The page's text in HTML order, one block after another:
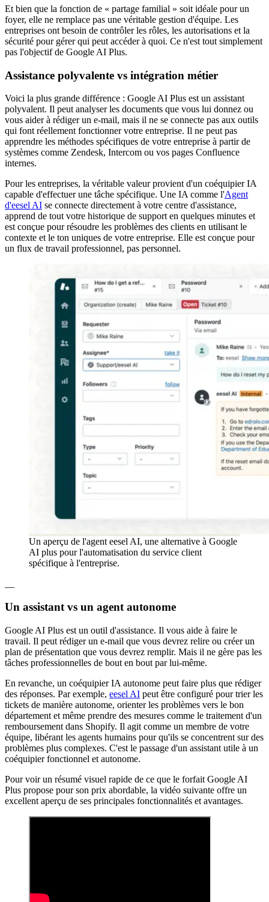
Et bien que la fonction de « partage familial » soit idéale pour un
foyer, elle ne remplace pas une véritable gestion d'équipe. Les
entreprises ont besoin de contrôler les rôles, les autorisations et la
sécurité pour gérer qui peut accéder à quoi. Ce n'est tout simplement
pas l'objectif de Google AI Plus.
Assistance polyvalente vs intégration métier
Voici la plus grande différence : Google AI Plus est un assistant
polyvalent. Il peut analyser les documents que vous lui donnez ou
vous aider à rédiger un e-mail, mais il ne se connecte pas aux outils
qui font réellement fonctionner votre entreprise. Il ne peut pas
apprendre les méthodes spécifiques de votre entreprise à partir de
systèmes comme Zendesk, Intercom ou vos pages Confluence
internes.
Pour les entreprises, la véritable valeur provient d'un coéquipier IA
capable d'effectuer une tâche spécifique. Une IA comme l'Agent
d'eesel AI se connecte directement à votre centre d'assistance,
apprend de tout votre historique de support en quelques minutes et
est conçue pour résoudre les problèmes des clients en utilisant le
contexte et le ton uniques de votre entreprise. Elle est conçue pour
un flux de travail professionnel, pas personnel.
Un aperçu de l'agent eesel AI, une alternative à Google
AI plus pour l'automatisation du service client
spécifique à l'entreprise.
Un assistant vs un agent autonome
Google AI Plus est un outil d'assistance. Il vous aide à faire le
travail. Il peut rédiger un e-mail que vous devrez relire ou créer un
plan de présentation que vous devrez remplir. Mais il ne gère pas les
tâches professionnelles de bout en bout par lui-même.
En revanche, un coéquipier IA autonome peut faire plus que rédiger
des réponses. Par exemple, eesel AI peut être configuré pour trier les
tickets de manière autonome, orienter les problèmes vers le bon
département et même prendre des mesures comme le traitement d'un
remboursement dans Shopify. Il agit comme un membre de votre
équipe, libérant les agents humains pour qu'ils se concentrent sur des
problèmes plus complexes. C'est le passage d'un assistant utile à un
coéquipier fonctionnel et autonome.
Pour voir un résumé visuel rapide de ce que le forfait Google AI
Plus propose pour son prix abordable, la vidéo suivante offre un
excellent aperçu de ses principales fonctionnalités et avantages.